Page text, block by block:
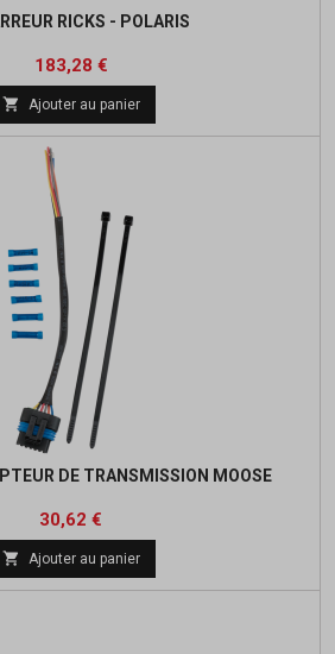
RICKS - POLARIS
Prix
183,28 €Prix
de
base
 Ajouter au panier
DE TRANSMISSION MOOSE
Prix
30,62 €
base
 Ajouter au panier